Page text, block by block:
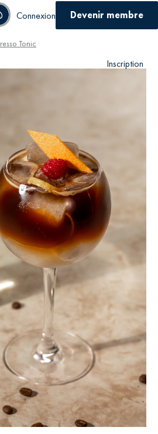
Connexion Devenir membre
Inscription
Tonic